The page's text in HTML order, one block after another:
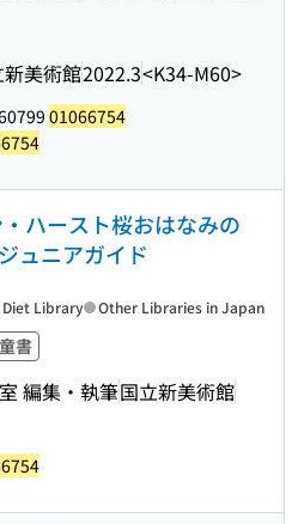
新美術館2022.3<K34-M60>
01066754
ハースト桜おはなみの
ュニアガイド
書
編集・執筆国立新美術館
Library Other Libraries in Japan